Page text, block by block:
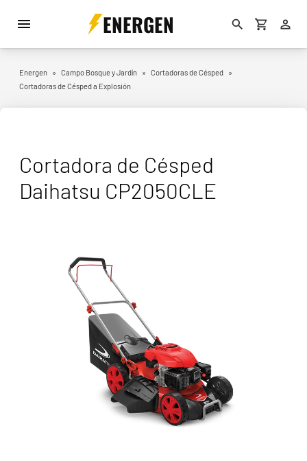
ENERGEN
Energen » Campo Bosque y Jardín » Cortadoras de Césped
»
Cortadoras de Césped a Explosión
Cortadora de Césped
Daihatsu CP2050CLE